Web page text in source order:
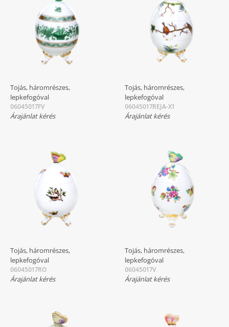
Tojás, háromrészes,
lepkefogóval
06045017FV
Árajánlat kérés
Tojás, háromrészes,
lepkefogóval
06045017REJA-X1
Árajánlat kérés
Tojás, háromrészes,
lepkefogóval
06045017RO
Árajánlat kérés
Tojás, háromrészes,
lepkefogóval
06045017V
Árajánlat kérés